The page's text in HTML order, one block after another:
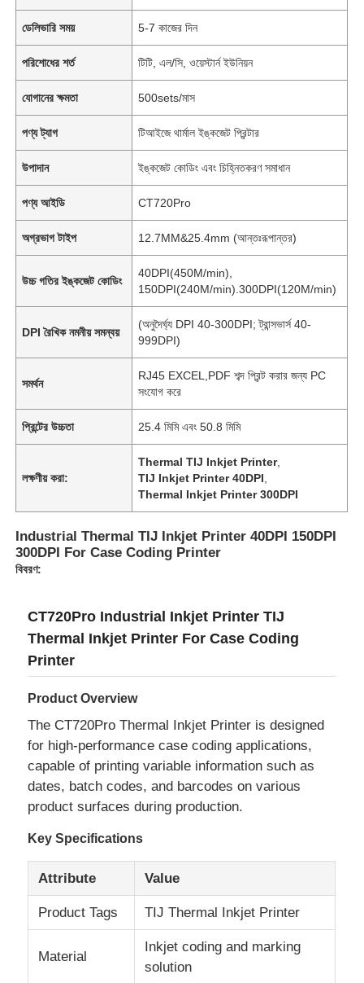
বাড়ি
ডেলিভারি সময় 5-7 কাজের দিন
পরিশোধের শর্ত টিটি, এল/সি, ওয়েস্টার্ন ইউনিয়ন
যোগানের ক্ষমতা 500sets/মাস
পণ্য ট্যাগ টিআইজে থার্মাল ইঙ্কজেট প্রিন্টার
উপাদান ইঙ্কজেট কোডিং এবং চিহ্নিতকরণ সমাধান
পণ্য আইডি CT720Pro
অগ্রভাগ টাইপ 12.7MM&25.4mm (আন্তঃরূপান্তর)
উচ্চ গতির ইঙ্কজেট কোডিং
40DPI(450M/min),
150DPI(240M/min).300DPI(120M/min)
DPI রৈখিক নমনীয় সমন্বয়
(অনুদৈর্ঘ্য DPI 40-300DPI; ট্রান্সভার্স 40-
999DPI)
সমর্থন
RJ45 EXCEL,PDF শব্দ প্রিন্ট করার জন্য PC
সংযোগ করে
প্রিন্টের উচ্চতা 25.4 মিমি এবং 50.8 মিমি
লক্ষণীয় করা:
Thermal TIJ Inkjet Printer,
TIJ Inkjet Printer 40DPI
Thermal Inkjet Printer 300DPI
Industrial Thermal TIJ Inkjet Printer 40DPI 150DPI
300DPI For Case Coding Printer
বিবরণ:
CT720Pro Industrial Inkjet Printer TIJ
Thermal Inkjet Printer For Case Coding
Printer
Product Overview
The CT720Pro Thermal Inkjet Printer is designed
for high-performance case coding applications,
capable of printing variable information such as
dates, batch codes, and barcodes on various
product surfaces during production.
Key Specifications
Attribute Value
Product Tags TIJ Thermal Inkjet Printer
Material
Inkjet coding and marking
solution